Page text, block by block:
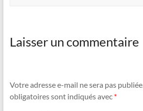
Laisser un commentaire
Votre adresse e-mail ne sera pas publiée.
obligatoires sont indiqués avec *